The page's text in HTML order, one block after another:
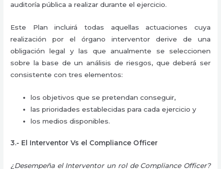
auditoría pública a realizar durante el ejercicio.
Este Plan incluirá todas aquellas actuaciones cuya
realización por el órgano interventor derive de una
obligación legal y las que anualmente se seleccionen
sobre la base de un análisis de riesgos, que deberá ser
consistente con tres elementos:
los objetivos que se pretendan conseguir,
las prioridades establecidas para cada ejercicio y
los medios disponibles.
3.- El Interventor Vs el Compliance Officer
¿Desempeña el Interventor un rol de Compliance Officer?